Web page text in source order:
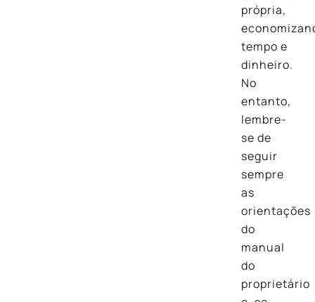
própria,
tempo e
dinheiro.
No
entanto,
lembre-
se de
seguir
sempre
as
orientações
do
manual
do
proprietário